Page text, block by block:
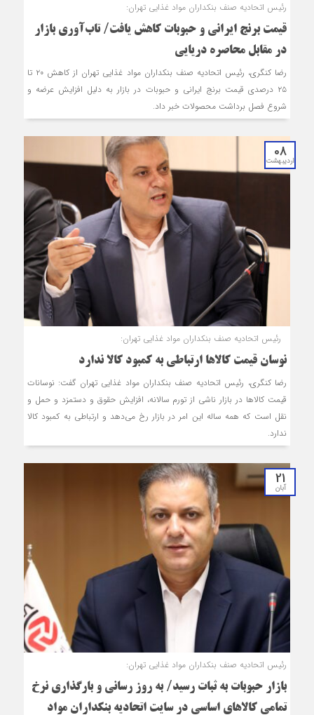
رئیس اتحادیه صنف بنکداران مواد غذایی تهران:
قیمت برنج ایرانی و حبوبات کاهش یافت/ تاب‌آوری بازار
در مقابل محاصره دریایی
رضا کنگری، رئیس اتحادیه صنف بنکداران مواد غذایی تهران از کاهش ۲۰ تا
۲۵ درصدی قیمت برنج ایرانی و حبوبات در بازار به دلیل افزایش عرضه و
شروع فصل برداشت محصولات خبر داد.
08
اردیبهشت
رئیس اتحادیه صنف بنکداران مواد غذایی تهران:
نوسان قیمت کالا‌ها ارتباطی به کمبود کالا ندارد
رضا کنگری، رئیس اتحادیه صنف بنکداران مواد غذایی تهران گفت: نوسانات
قیمت کالا‌ها در بازار ناشی از تورم سالانه، افزایش حقوق و دستمزد و حمل و
نقل است که همه ساله این امر در بازار رخ می‌دهد و ارتباطی به کمبود کالا
ندارد.
21
آبان
رئیس اتحادیه صنف بنکداران مواد غذایی تهران:
بازار حبوبات به ثبات رسید/ به روز رسانی و بارگذاری نرخ‌
تمامی کالاهای اساسی در سایت اتحادیه بنکداران مواد